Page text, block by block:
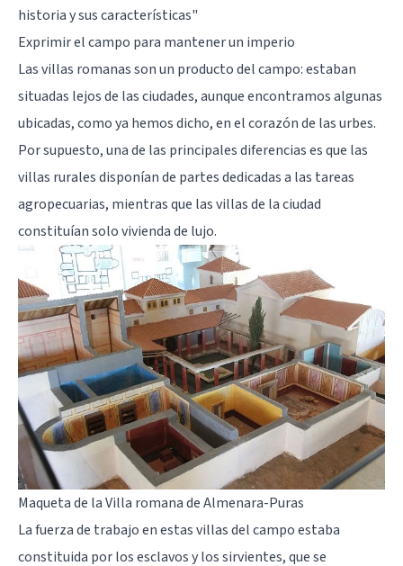
historia y sus características"
Exprimir el campo para mantener un imperio
Las villas romanas son un producto del campo: estaban
situadas lejos de las ciudades, aunque encontramos algunas
ubicadas, como ya hemos dicho, en el corazón de las urbes.
Por supuesto, una de las principales diferencias es que las
villas rurales disponían de partes dedicadas a las tareas
agropecuarias, mientras que las villas de la ciudad
constituían solo vivienda de lujo.
Maqueta de la Villa romana de Almenara-Puras
La fuerza de trabajo en estas villas del campo estaba
constituida por los esclavos y los sirvientes, que se